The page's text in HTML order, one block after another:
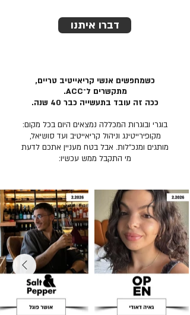
דברו איתנו
כשמחפשים אנשי קריאייטיב טריים,
מתקשרים ל־ACC.
ככה זה עובד בתעשייה כבר 40 שנה.
בוגרי ובוגרות המכללה נמצאים היום בכל מקום:
מקופירייטינג וניהול קריאייטיב ועד סושיאל,
מותגים ומנכ״לות. אבל בטח מעניין אתכם לדעת
מי התקבל ממש עכשיו: